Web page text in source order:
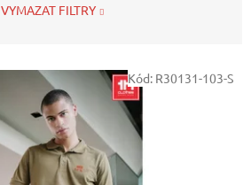
VYMAZAT FILTRY
Kód: R30131-103-S